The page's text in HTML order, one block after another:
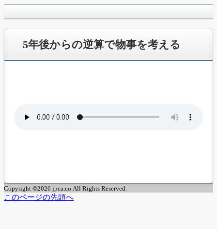
jpca.co
5年後からの逆算で物事を考える
Copyright ©2026 jpca.co All Rights Reserved.
このページの先頭へ